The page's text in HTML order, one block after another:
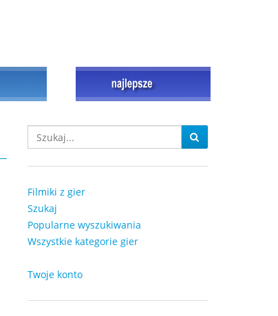
Filmiki z gier
Szukaj
Popularne wyszukiwania
Wszystkie kategorie gier
Twoje konto